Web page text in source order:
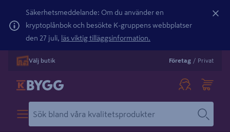
Säkerhetsmeddelande: Om du använder en
kryptoplånbok och besökte K-gruppens webbplatser
den 27 juli, läs viktig tilläggsinformation.
Välj butik Företag / Privat